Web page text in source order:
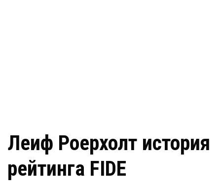
Леиф Роерхолт история
рейтинга FIDE